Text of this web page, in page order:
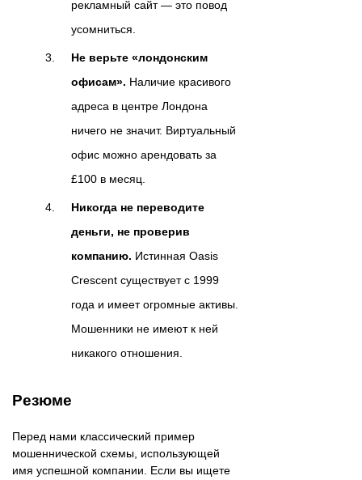
рекламный сайт — это повод
усомниться.
Не верьте «лондонским
офисам». Наличие красивого
адреса в центре Лондона
ничего не значит. Виртуальный
офис можно арендовать за
£100 в месяц.
Никогда не переводите
деньги, не проверив
компанию. Истинная Oasis
Crescent существует с 1999
года и имеет огромные активы.
Мошенники не имеют к ней
никакого отношения.
Резюме
Перед нами классический пример
мошеннической схемы, использующей
имя успешной компании. Если вы ищете